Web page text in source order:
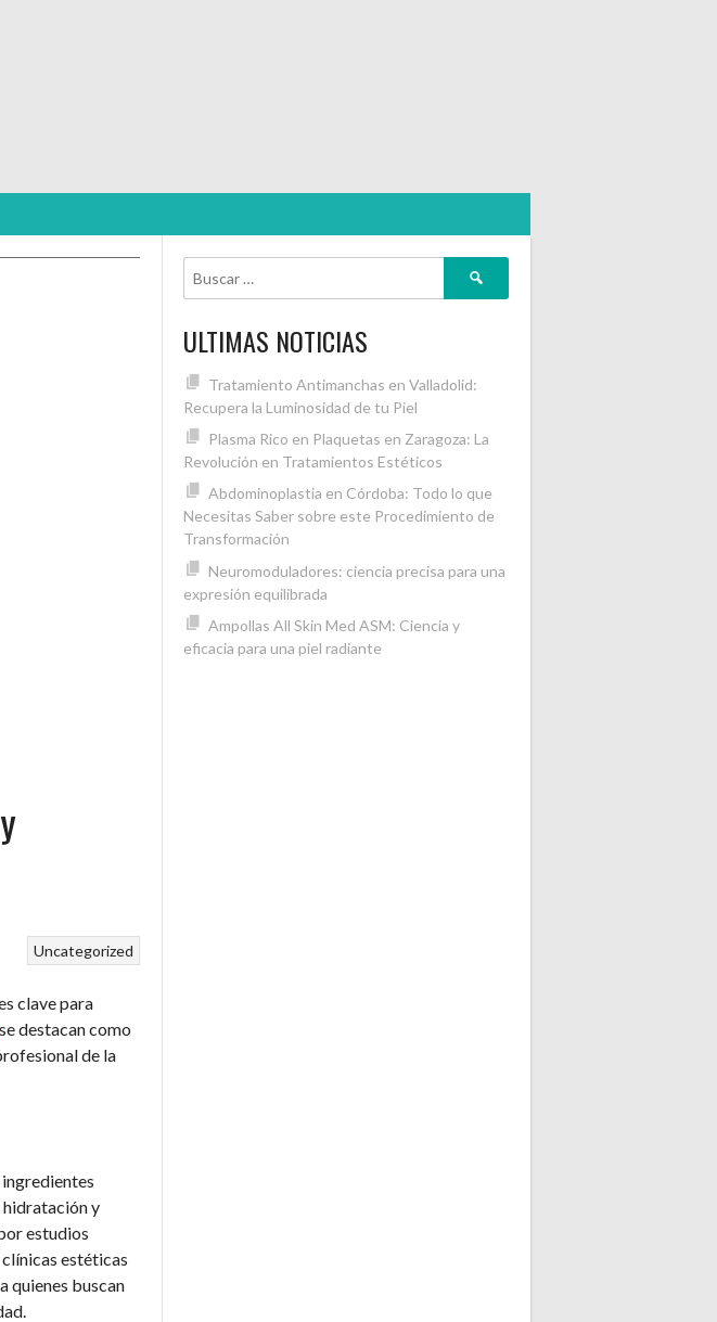
Uncategorized
clave para
se destacan como
de la
hidratación y
estudios
estéticas
quienes buscan
Buscar:
ULTIMAS NOTICIAS
Tratamiento Antimanchas en Valladolid:
Recupera la Luminosidad de tu Piel
Plasma Rico en Plaquetas en Zaragoza: La
Revolución en Tratamientos Estéticos
Abdominoplastia en Córdoba: Todo lo que
Necesitas Saber sobre este Procedimiento de
Transformación
Neuromoduladores: ciencia precisa para una
expresión equilibrada
Ampollas All Skin Med ASM: Ciencia y
eficacia para una piel radiante